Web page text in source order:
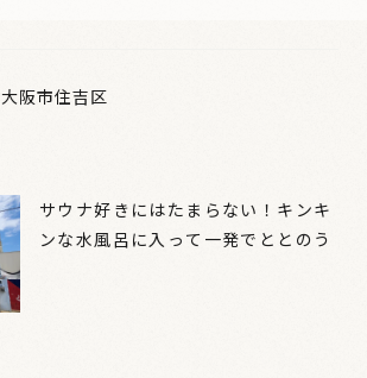
大阪市住吉区
サウナ好きにはたまらない！キンキ
ンな水風呂に入って一発でととのう